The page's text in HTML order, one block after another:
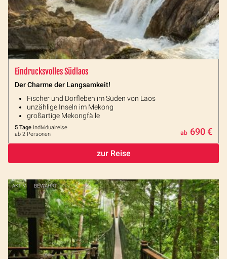
Eindrucksvolles Südlaos
Der Charme der Langsamkeit!
Fischer und Dorfleben im Süden von Laos
unzählige Inseln im Mekong
großartige Mekongfälle
5 Tage Individualreise
ab 2 Personen
ab 690 €
zur Reise
AKTIV BEWÄHRT